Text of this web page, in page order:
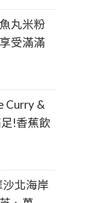
丸米粉
受滿滿
Curry &
!香蕉飲
沙北海岸